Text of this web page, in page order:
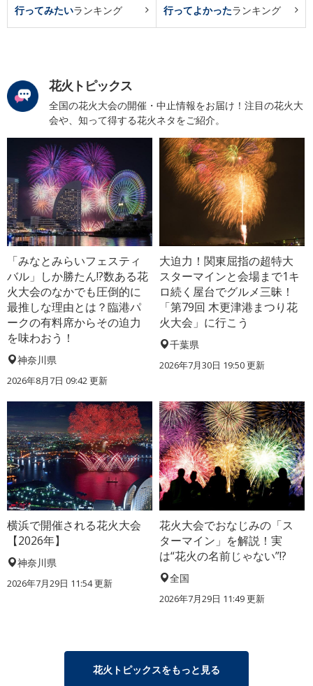
行ってみたいランキング 行ってよかったランキング
花火トピックス
全国の花火大会の開催・中止情報をお届け！注目の花火大
会や、知って得する花火ネタをご紹介。
「みなとみらいフェスティ
バル」しか勝たん!?数ある花
火大会のなかでも圧倒的に
最推しな理由とは？臨港パ
ークの有料席からその迫力
を味わおう！
神奈川県
2026年8月7日 09:42 更新
大迫力！関東屈指の超特大
スターマインと会場まで1キ
ロ続く屋台でグルメ三昧！
「第79回 木更津港まつり花
火大会」に行こう
千葉県
2026年7月30日 19:50 更新
横浜で開催される花火大会
【2026年】
神奈川県
2026年7月29日 11:54 更新
花火大会でおなじみの「ス
ターマイン」を解説！実
は“花火の名前じゃない”!?
全国
2026年7月29日 11:49 更新
花火トピックスをもっと見る